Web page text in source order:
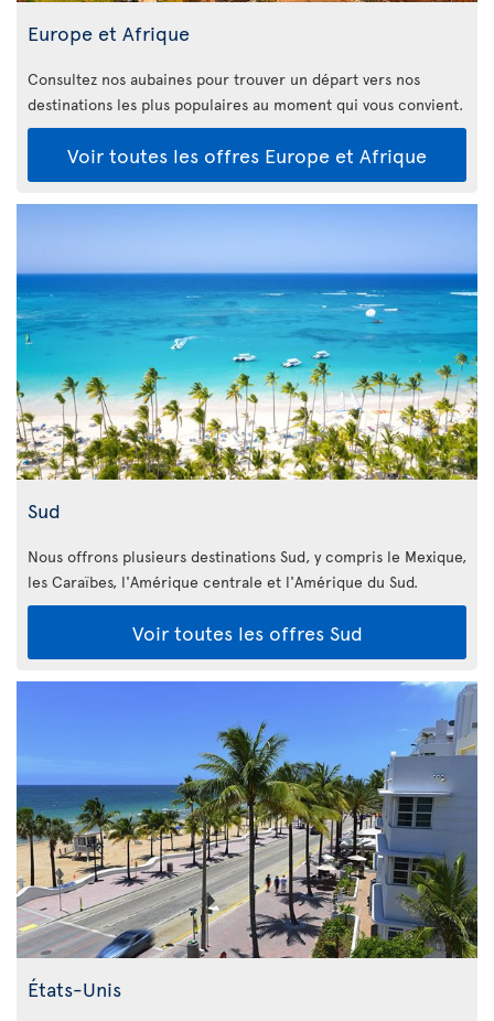
Europe et Afrique
Consultez nos aubaines pour trouver un départ vers nos
destinations les plus populaires au moment qui vous convient.
Voir toutes les offres Europe et Afrique
Sud
Nous offrons plusieurs destinations Sud, y compris le Mexique,
les Caraïbes, l'Amérique centrale et l'Amérique du Sud.
Voir toutes les offres Sud
États-Unis